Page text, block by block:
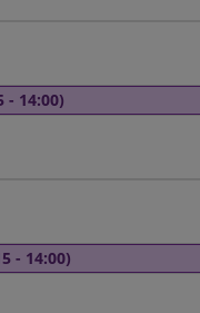
- 14:00)
- 14:00)